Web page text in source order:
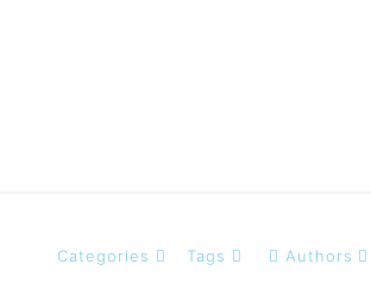
Categories Tags
Authors